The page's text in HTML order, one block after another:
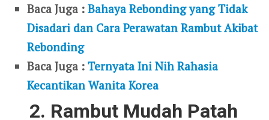
Baca Juga :Bahaya Rebonding yang Tidak
Disadari dan Cara Perawatan Rambut Akibat
Rebonding
Baca Juga :Ternyata Ini Nih Rahasia
Kecantikan Wanita Korea
2. Rambut Mudah Patah